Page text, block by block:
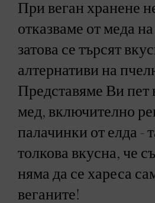
При веган хранене
отказваме от меда
затова се търсят
алтернативи на
Представяме Ви пет
мед, включително
палачинки от елда -
толкова вкусна, че
няма да се хареса
веганите!